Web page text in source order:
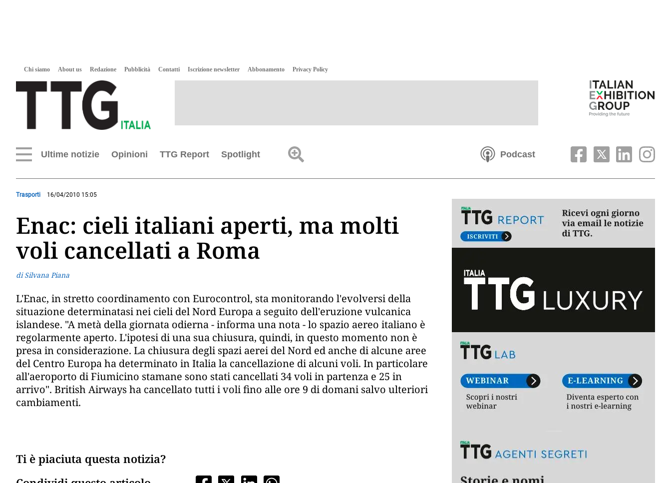
Chi siamo About us Redazione Pubblicità Contatti Iscrizione newsletter Abbonamento Privacy Policy
Ultime notizie Opinioni TTG Report Spotlight Podcast
Trasporti 16/04/2010 15:05
Enac: cieli italiani aperti, ma molti
voli cancellati a Roma
di Silvana Piana
L'Enac, in stretto coordinamento con Eurocontrol, sta monitorando l'evolversi della
situazione determinatasi nei cieli del Nord Europa a seguito dell'eruzione vulcanica
islandese. "A metà della giornata odierna - informa una nota - lo spazio aereo italiano è
regolarmente aperto. L'ipotesi di una sua chiusura, quindi, in questo momento non è
presa in considerazione. La chiusura degli spazi aerei del Nord ed anche di alcune aree
del Centro Europa ha determinato in Italia la cancellazione di alcuni voli. In particolare
all'aeroporto di Fiumicino stamane sono stati cancellati 34 voli in partenza e 25 in
arrivo". British Airways ha cancellato tutti i voli fino alle ore 9 di domani salvo ulteriori
cambiamenti.
Ti è piaciuta questa notizia?